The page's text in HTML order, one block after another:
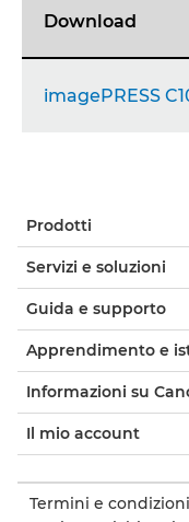
Download
imagePRESS
Prodotti
Servizi e soluzioni
Guida e supporto
Apprendimento e
Informazioni su
Il mio account
Termini e condizioni